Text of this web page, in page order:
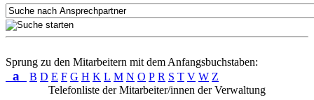
Sprung zu den Mitarbeitern mit dem Anfangsbuchstaben:
a B D E F G H K L M N O P R S T V W Z
Telefonliste der Mitarbeiter/innen der Verwaltung